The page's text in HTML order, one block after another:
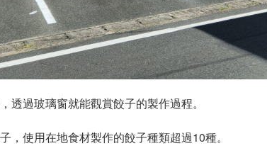
透過玻璃窗就能觀賞餃子的製作過程。
，使用在地食材製作的餃子種類超過10種。